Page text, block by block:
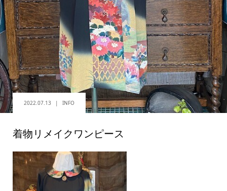
2022.07.13 INFO
着物リメイクワンピース